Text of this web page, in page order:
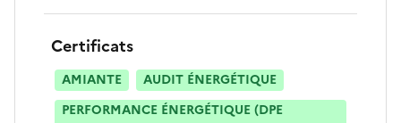
Certificats
AMIANTE
AUDIT ÉNERGÉTIQUE
PERFORMANCE ÉNERGÉTIQUE (DPE